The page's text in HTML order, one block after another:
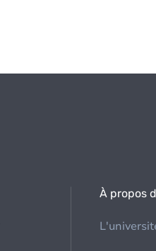
À propos